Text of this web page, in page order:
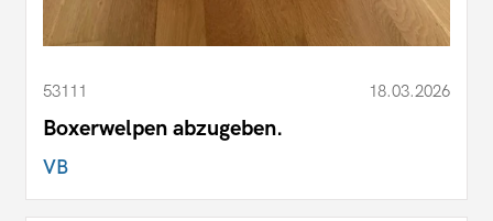
53111 18.03.2026
Boxerwelpen abzugeben.
VB